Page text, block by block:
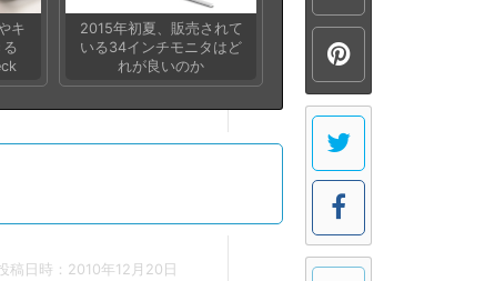
キ
2015年初夏、販売されて
いる34インチモニタはど
れが良いのか
稿日時：2010年12月20日